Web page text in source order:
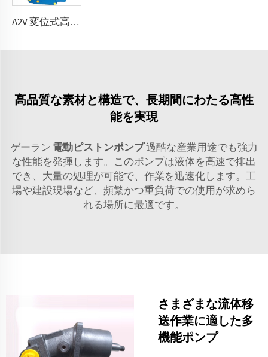
A2V 変位式高圧ポンプ 250、355、500、1000
高品質な素材と構造で、長期間にわたる高性
能を実現
ゲーラン 電動ピストンポンプ過酷な産業用途でも強力
な性能を発揮します。このポンプは液体を高速で排出
でき、大量の処理が可能で、作業を迅速化します。工
場や建設現場など、頻繁かつ重負荷での使用が求めら
れる場所に最適です。
さまざまな流体移
送作業に適した多
機能ポンプ